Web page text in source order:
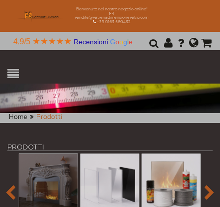
Benvenuto nel nostro negozio online!
vendite@vetreriadimensionevetro.com
+39 0163 560432
4,9/5 ★★★★★ Recensioni Google
Home Prodotti
PRODOTTI
 